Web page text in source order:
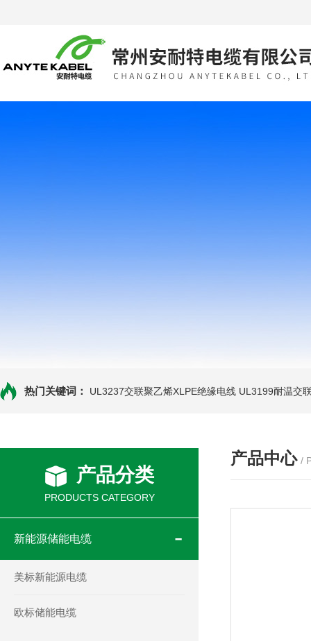
热门关键词： UL3237交联聚乙烯XLPE绝缘电线 UL3199耐温交
产品分类
PRODUCTS CATEGORY
新能源储能电缆
美标新能源电缆
欧标储能电缆
产品中心 /